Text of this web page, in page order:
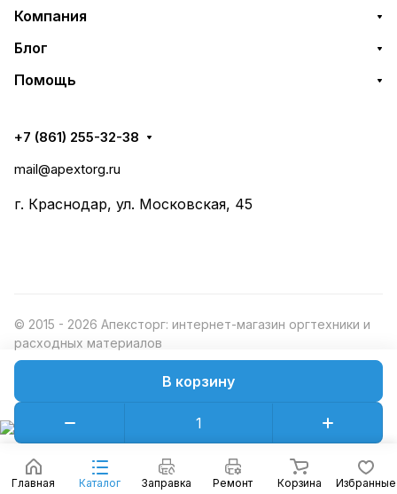
В корзину
Главная Каталог Заправка Ремонт Корзина Избранные
Компания
Блог
Помощь
+7 (861) 255-32-38
mail@apextorg.ru
г. Краснодар, ул. Московская, 45
© 2015 - 2026 Апексторг: интернет-магазин оргтехники и
расходных материалов
Конфиденциальность